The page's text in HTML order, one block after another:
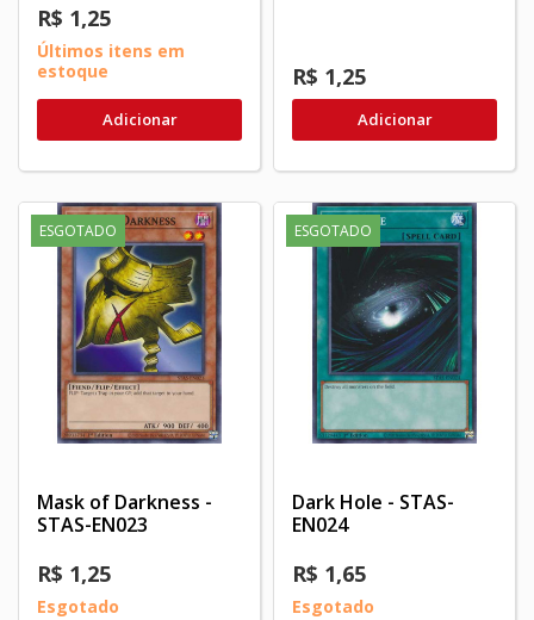
R$ 1,25
Últimos itens em
estoque
Adicionar
R$ 1,25
Adicionar
ESGOTADO
Mask of Darkness -
STAS-EN023
R$ 1,25
Esgotado
ESGOTADO
Dark Hole - STAS-
EN024
R$ 1,65
Esgotado